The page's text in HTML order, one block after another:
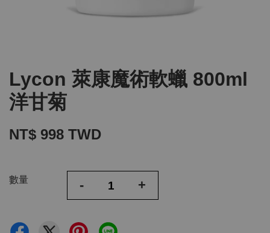
Lycon 萊康魔術軟蠟 800ml
洋甘菊
NT$ 998 TWD
數量 - +